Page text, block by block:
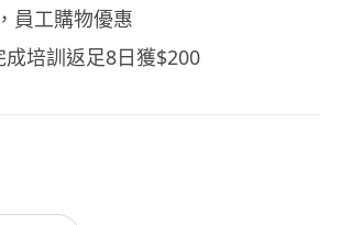
員工購物優惠
培訓返足8日獲$200